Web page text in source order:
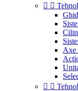
 
Axe
 